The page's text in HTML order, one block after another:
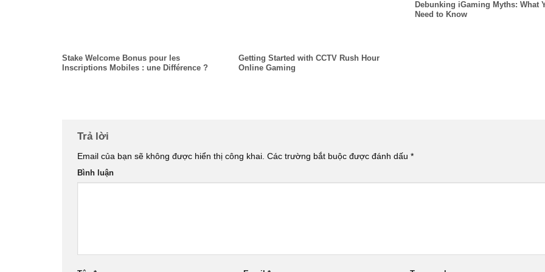
Debunking iGaming Myths: What
Need to Know
Stake Welcome Bonus pour les
Inscriptions Mobiles : une Différence ?
Getting Started with CCTV Rush Hour
Online Gaming
Trả lời
Email của bạn sẽ không được hiển thị công khai. Các trường bắt buộc được đánh dấu *
Bình luận